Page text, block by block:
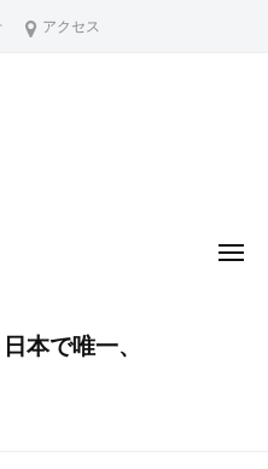
アクセス
本で唯一、
メ